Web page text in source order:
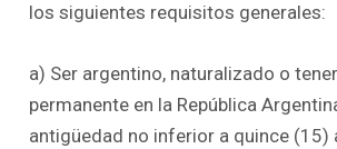
los siguientes requisitos generales:
a) Ser argentino, naturalizado o
permanente en la República
antigüedad no inferior a quince (15)